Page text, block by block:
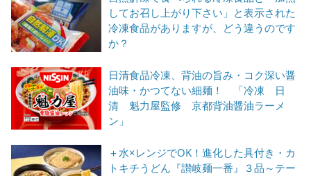
してお召し上がり下さい」と表示された
冷凍食品がありますが、どう違うのです
か？
日清食品冷凍、背油の旨み・コク深い醤
油味・かつてない細麺！ 「冷凍 日
清 魁力屋監修 京都背油醤油ラーメ
ン」
＋水×レンジでOK！進化した具付き・カ
トキチうどん『讃岐麺一番』３品～テー